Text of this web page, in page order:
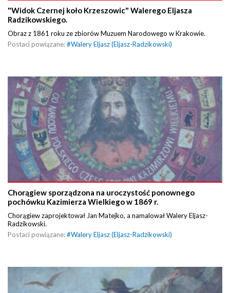
"Widok Czernej koło Krzeszowic" Walerego Eljasza
Radzikowskiego.
Obraz z 1861 roku ze zbiorów Muzuem Narodowego w Krakowie.
Postaci powiązane:#Walery Eljasz (Eljasz-Radzikowski)
Chorągiew sporządzona na uroczystość ponownego
pochówku Kazimierza Wielkiego w 1869 r.
Chorągiew zaprojektował Jan Matejko, a namalował Walery Eljasz-
Radzikowski.
Postaci powiązane:#Walery Eljasz (Eljasz-Radzikowski)